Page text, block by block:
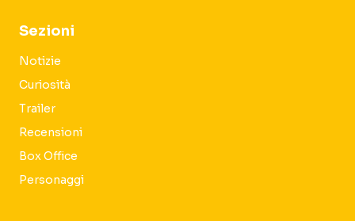
Sezioni
Notizie
Curiosità
Trailer
Recensioni
Box Office
Personaggi